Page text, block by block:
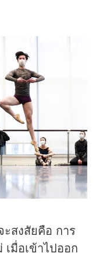
สงสัยคือ การ
มื่อเข้าไปออก